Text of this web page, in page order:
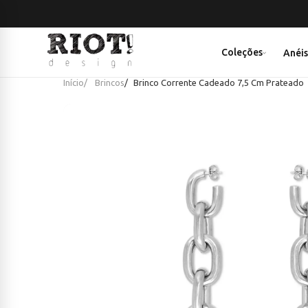
Coleções Anéis
Início Brincos Brinco Corrente Cadeado 7,5 Cm Prateado